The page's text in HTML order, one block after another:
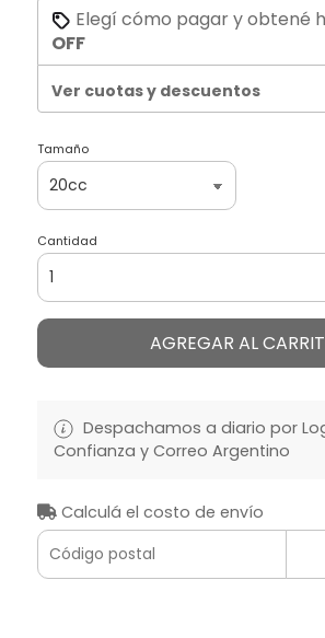
Elegí cómo pagar y obtené
OFF
Ver cuotas y descuentos
Tamaño
Cantidad
AGREGAR AL
Despachamos a diario por
Confianza y Correo Argentino
Calculá el costo de envío